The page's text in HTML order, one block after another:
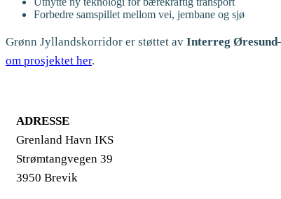
Forbedre samspillet mellom vei, jernbane og sjø
Grønn Jyllandskorridor er støttet av Interreg
om prosjektet her.
ADRESSE
Grenland Havn IKS
Strømtangvegen 39
3950 Brevik